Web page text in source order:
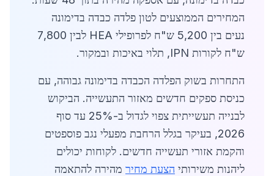
המחירים הממוצעים לטון פלדה כבדה בדימונה
נעים בין 5,200 ש"ח לפרופילי HEA לבין 7,800
ש"ח לקורות IPN, תלוי באיכות ובמקור.
התחרות בשוק הפלדה הכבדה בדימונה גבוהה, עם
כניסת ספקים חדשים מאזור התעשייה. הביקוש
לבנייה תעשייתית צפוי לגדול ב-25% עד סוף
2026, בעיקר בגלל הרחבת מפעלי נגב פוספטים
והקמת אזורי תעשייה חדשים. לקוחות יכולים
ליהנות משירותי הצעת מחיר מהירה להתאמה